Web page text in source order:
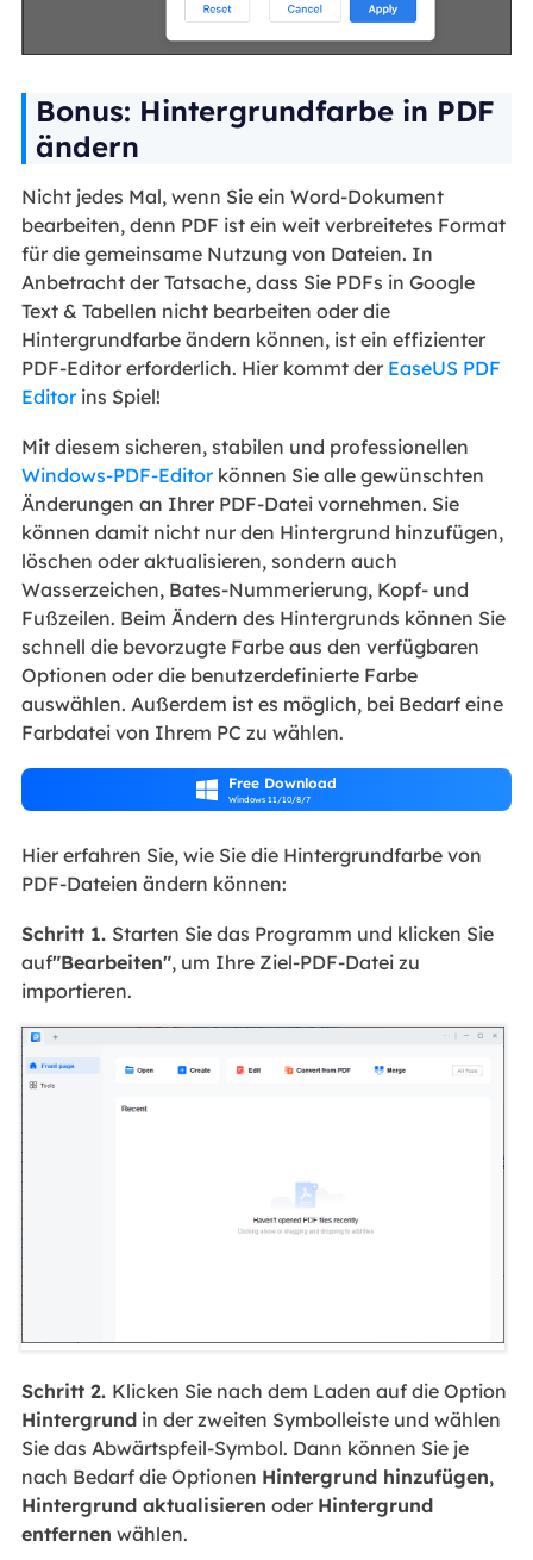
Bonus: Hintergrundfarbe in PDF
ändern
Nicht jedes Mal, wenn Sie ein Word-Dokument
bearbeiten, denn PDF ist ein weit verbreitetes Format
für die gemeinsame Nutzung von Dateien. In
Anbetracht der Tatsache, dass Sie PDFs in Google
Text & Tabellen nicht bearbeiten oder die
Hintergrundfarbe ändern können, ist ein effizienter
PDF-Editor erforderlich. Hier kommt der EaseUS PDF
Editorins Spiel!
Mit diesem sicheren, stabilen und professionellen
Windows-PDF-Editorkönnen Sie alle gewünschten
Änderungen an Ihrer PDF-Datei vornehmen. Sie
können damit nicht nur den Hintergrund hinzufügen,
löschen oder aktualisieren, sondern auch
Wasserzeichen, Bates-Nummerierung, Kopf- und
Fußzeilen. Beim Ändern des Hintergrunds können Sie
schnell die bevorzugte Farbe aus den verfügbaren
Optionen oder die benutzerdefinierte Farbe
auswählen. Außerdem ist es möglich, bei Bedarf eine
Farbdatei von Ihrem PC zu wählen.
 Free Download
Windows 11/10/8/7
Hier erfahren Sie, wie Sie die Hintergrundfarbe von
PDF-Dateien ändern können:
Schritt 1. Starten Sie das Programm und klicken Sie
auf"Bearbeiten", um Ihre Ziel-PDF-Datei zu
importieren.
Schritt 2. Klicken Sie nach dem Laden auf die Option
Hintergrundin der zweiten Symbolleiste und wählen
Sie das Abwärtspfeil-Symbol. Dann können Sie je
nach Bedarf die Optionen Hintergrund hinzufügen,
Hintergrund aktualisieren oder Hintergrund
entfernen wählen.